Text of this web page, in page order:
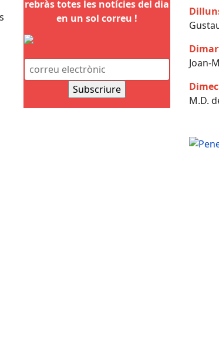
rebràs totes les notícies del dia
en un sol correu !
Joan-
M.D.